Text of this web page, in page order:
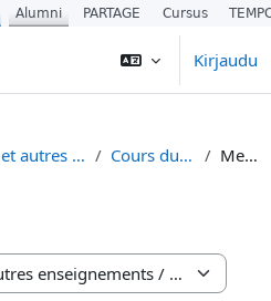
Kirjaudu
Formation continue et autres enseignements Cours du CIREFE MetaFLE
Alumni PARTAGE Cursus